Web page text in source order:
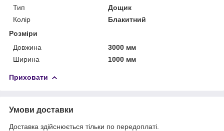
Тип
Дощик
Колір
Блакитний
Розміри
Довжина
3000 мм
Ширина
1000 мм
Приховати
Умови доставки
Доставка здійснюється тільки по передоплаті.